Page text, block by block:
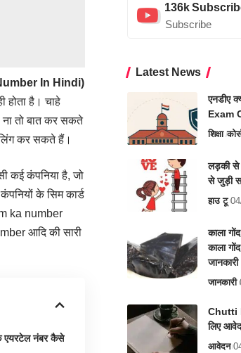
In Hindi)
होता है। चाहे
ना तो बात कर सकते
कर सकते हैं।
कई कंपनिया है, जो
के सिम कार्ड
ka number
आदि की सारी
एयरटेल नंबर कैसे
136k
Subscribe
Latest News
एनडीए
Exam
शिक्षा
लड़की से
से जुड़ी
हाउ टू
काला
काला
जानकारी
जानकारी
Chutti
लिए
आवेदन